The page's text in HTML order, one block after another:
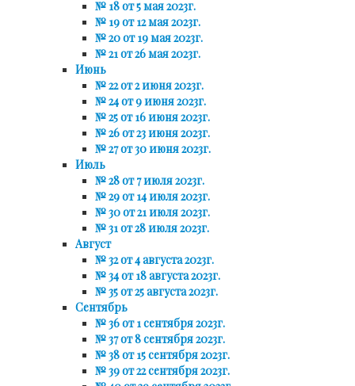
№ 18 от 5 мая 2023г.
№ 19 от 12 мая 2023г.
№ 20 от 19 мая 2023г.
№ 21 от 26 мая 2023г.
Июнь
№ 22 от 2 июня 2023г.
№ 24 от 9 июня 2023г.
№ 25 от 16 июня 2023г.
№ 26 от 23 июня 2023г.
№ 27 от 30 июня 2023г.
Июль
№ 28 от 7 июля 2023г.
№ 29 от 14 июля 2023г.
№ 30 от 21 июля 2023г.
№ 31 от 28 июля 2023г.
Август
№ 32 от 4 августа 2023г.
№ 34 от 18 августа 2023г.
№ 35 от 25 августа 2023г.
Сентябрь
№ 36 от 1 сентября 2023г.
№ 37 от 8 сентября 2023г.
№ 38 от 15 сентября 2023г.
№ 39 от 22 сентября 2023г.